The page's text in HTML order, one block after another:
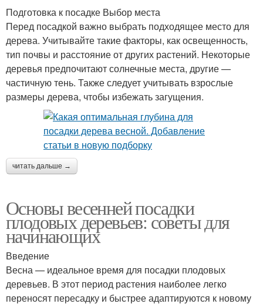
Подготовка к посадке Выбор места
Перед посадкой важно выбрать подходящее место для
дерева. Учитывайте такие факторы, как освещенность,
тип почвы и расстояние от других растений. Некоторые
деревья предпочитают солнечные места, другие —
частичную тень. Также следует учитывать взрослые
размеры дерева, чтобы избежать загущения.
читать дальше →
Основы весенней посадки
плодовых деревьев: советы для
начинающих
Введение
Весна — идеальное время для посадки плодовых
деревьев. В этот период растения наиболее легко
переносят пересадку и быстрее адаптируются к новому